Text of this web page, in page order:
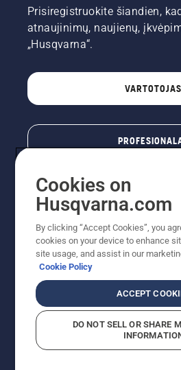
Prisiregistruokite šiandien,
atnaujinimų, naujienų,
„Husqvarna“.
VARTOTOJAS
© „Husqvarna AB“ (leid). Visos
Nurodoma rekomenduojama
įskaitant PVM. RMK yra kaina,
rekomenduoja pardavėjui
"Husqvarna Lietuva" prekių
Cookies on
Husqvarna.com
By clicking “Accept Cookies”, you
cookies on your device to enhance
site usage, and assist in our
Cookie Policy
ACCEPT
DO NOT SELL OR SHARE